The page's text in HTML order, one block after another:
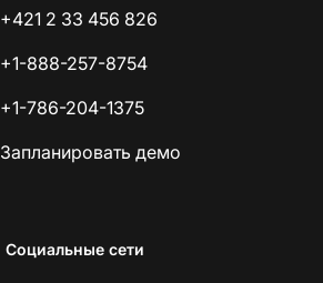
+421 2 33 456 826
+1-888-257-8754
+1-786-204-1375
Запланировать демо
Социальные сети